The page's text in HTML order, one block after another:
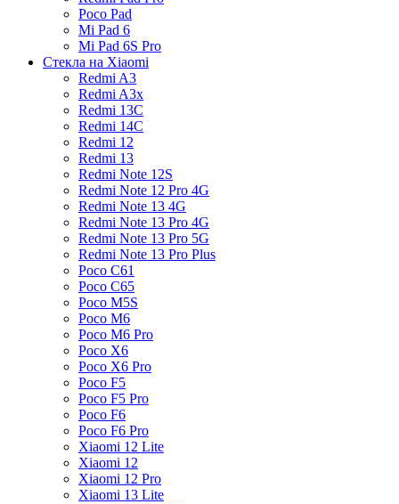
Poco Pad
Mi Pad 6
Mi Pad 6S Pro
Стекла на Xiaomi
Redmi A3
Redmi A3x
Redmi 13C
Redmi 14C
Redmi 12
Redmi 13
Redmi Note 12S
Redmi Note 12 Pro 4G
Redmi Note 13 4G
Redmi Note 13 Pro 4G
Redmi Note 13 Pro 5G
Redmi Note 13 Pro Plus
Poco C61
Poco C65
Poco M5S
Poco M6
Poco M6 Pro
Poco X6
Poco X6 Pro
Poco F5
Poco F5 Pro
Poco F6
Poco F6 Pro
Xiaomi 12 Lite
Xiaomi 12
Xiaomi 12 Pro
Xiaomi 13 Lite